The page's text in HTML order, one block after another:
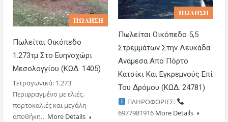
𝚷𝛀𝚲𝚮𝚺𝚮
Πωλείται Οικόπεδο
1.273τμ Στο Ευηνοχώρι
Μεσολογγίου (ΚΩΔ. 1405)
Τετραγωνικά: 1.273
Περιφραγμένο με ελιές,
πορτοκαλιές και μεγάλη
αποθήκη… More Details
𝚷𝛀𝚲𝚮𝚺𝚮
Πωλείται Οικόπεδο 5,5
Στρεμμάτων Στην Λευκάδα
Ανάμεσα Απο Πόρτο
Κατσίκι Και Εγκρεμνούς Επί
Του Δρόμου (ΚΩΔ. 24781)
ΠΛΗΡΟΦΟΡΙΕΣ:
6977981916 More Details